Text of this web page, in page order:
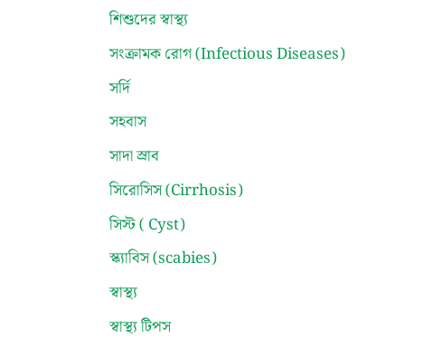
শিশুদের স্বাস্থ্য
সংক্রামক রোগ (Infectious Diseases)
সর্দি
সহবাস
সাদা স্রাব
সিরোসিস (Cirrhosis)
সিস্ট ( Cyst)
স্ক্যাবিস (scabies)
স্বাস্থ্য
স্বাস্থ্য টিপস